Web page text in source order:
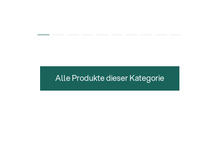
Alle Produkte dieser Kategorie